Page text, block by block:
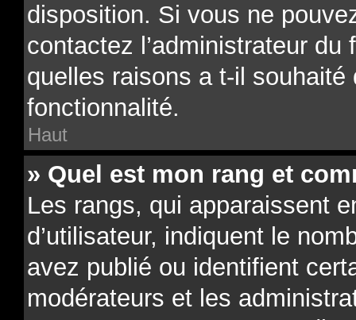
disposition. Si vous ne
contactez l’administrateur
quelles raisons a t-il
fonctionnalité.
Haut
» Quel est mon rang et
Les rangs, qui apparaissent
d’utilisateur, indiquent le
avez publié ou identifient
modérateurs et les